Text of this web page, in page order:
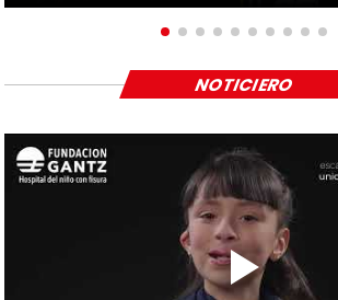
NOTICIERO